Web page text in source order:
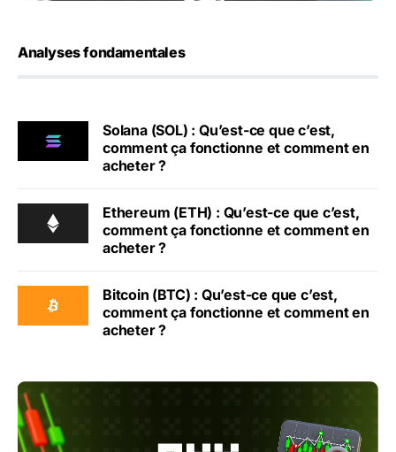
Analyses fondamentales
Solana (SOL) : Qu’est-ce que c’est,
comment ça fonctionne et comment en
acheter ?
Ethereum (ETH) : Qu’est-ce que c’est,
comment ça fonctionne et comment en
acheter ?
Bitcoin (BTC) : Qu’est-ce que c’est,
comment ça fonctionne et comment en
acheter ?